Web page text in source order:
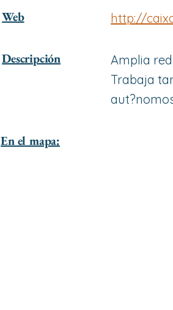
Web
Descripción
http://
Amplia
Trabaja
En el mapa: